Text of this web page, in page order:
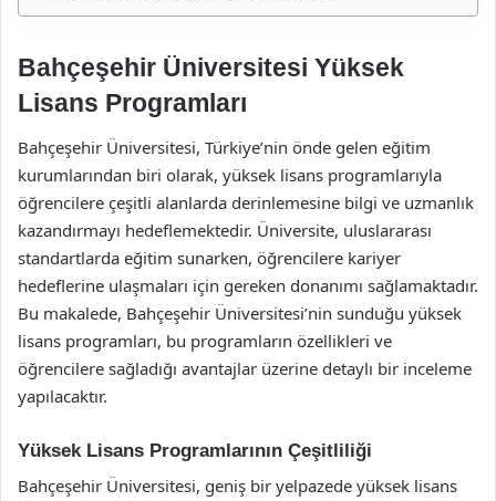
Bahçeşehir Üniversitesi Yüksek
Lisans Programları
Bahçeşehir Üniversitesi, Türkiye’nin önde gelen eğitim
kurumlarından biri olarak, yüksek lisans programlarıyla
öğrencilere çeşitli alanlarda derinlemesine bilgi ve uzmanlık
kazandırmayı hedeflemektedir. Üniversite, uluslararası
standartlarda eğitim sunarken, öğrencilere kariyer
hedeflerine ulaşmaları için gereken donanımı sağlamaktadır.
Bu makalede, Bahçeşehir Üniversitesi’nin sunduğu yüksek
lisans programları, bu programların özellikleri ve
öğrencilere sağladığı avantajlar üzerine detaylı bir inceleme
yapılacaktır.
Yüksek Lisans Programlarının Çeşitliliği
Bahçeşehir Üniversitesi, geniş bir yelpazede yüksek lisans